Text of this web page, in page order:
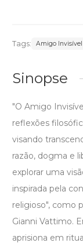
Tags: Amigo Invisível
Sinopse
"O Amigo
reflexões
visando
razão, dogma e
explorar uma
inspirada pela
religioso", como
Gianni Vattimo.
aprisiona em